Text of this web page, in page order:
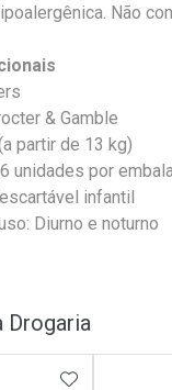
Não
& Gamble
partir de 13 kg)
unidades por
infantil
Diurno e noturno
Drogaria
ADICIONAR